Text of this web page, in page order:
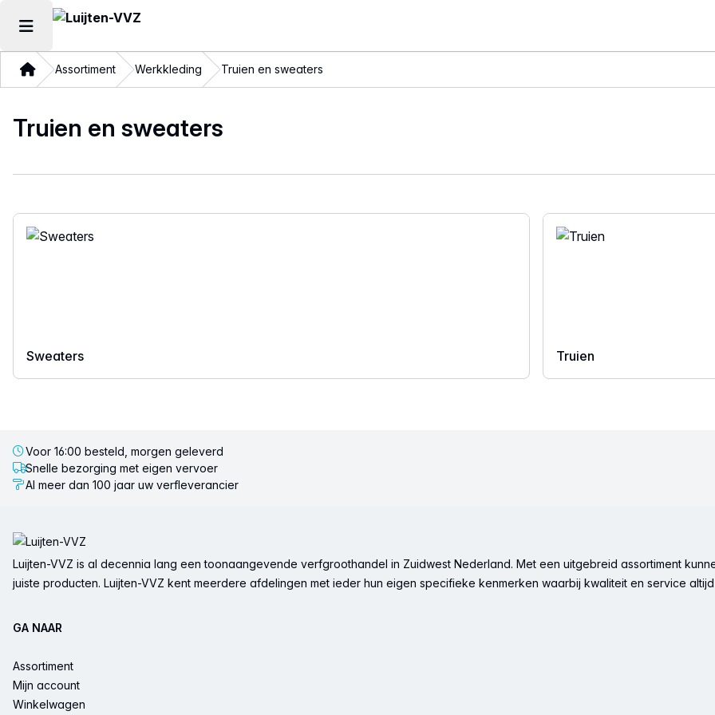
Hoofdmenu openen
ThuisAssortiment Werkkleding Truien en sweaters
Truien en sweaters
Sweaters Truien
Voor 16:00 besteld, morgen geleverd
Snelle bezorging met eigen vervoer
Al meer dan 100 jaar uw verfleverancier
Luijten-VVZ is al decennia lang een toonaangevende verfgroothandel in Zuidwest Nederland. Met een uitgebreid assortiment
juiste producten. Luijten-VVZ kent meerdere afdelingen met ieder hun eigen specifieke kenmerken waarbij kwaliteit en service
GA NAAR
Assortiment
Mijn account
Winkelwagen